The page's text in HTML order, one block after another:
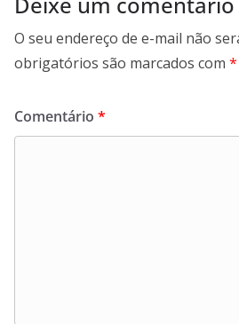
O seu endereço de e-mail não
obrigatórios são marcados com *
Comentário *